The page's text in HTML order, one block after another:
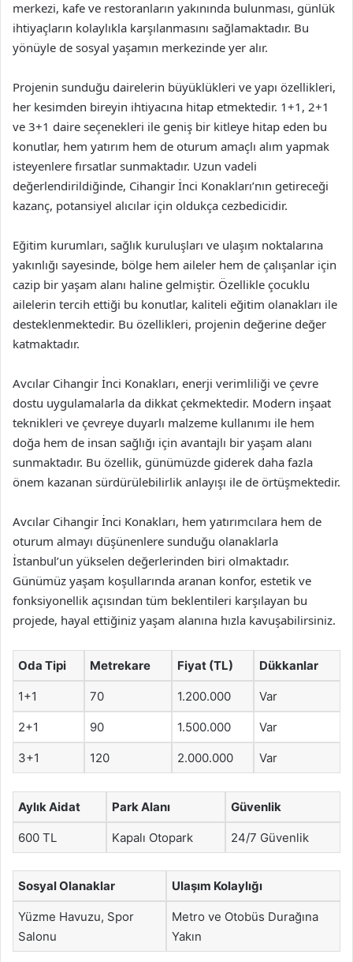
merkezi, kafe ve restoranların yakınında bulunması, günlük
ihtiyaçların kolaylıkla karşılanmasını sağlamaktadır. Bu
yönüyle de sosyal yaşamın merkezinde yer alır.
Projenin sunduğu dairelerin büyüklükleri ve yapı özellikleri,
her kesimden bireyin ihtiyacına hitap etmektedir. 1+1, 2+1
ve 3+1 daire seçenekleri ile geniş bir kitleye hitap eden bu
konutlar, hem yatırım hem de oturum amaçlı alım yapmak
isteyenlere fırsatlar sunmaktadır. Uzun vadeli
değerlendirildiğinde, Cihangir İnci Konakları’nın getireceği
kazanç, potansiyel alıcılar için oldukça cezbedicidir.
Eğitim kurumları, sağlık kuruluşları ve ulaşım noktalarına
yakınlığı sayesinde, bölge hem aileler hem de çalışanlar için
cazip bir yaşam alanı haline gelmiştir. Özellikle çocuklu
ailelerin tercih ettiği bu konutlar, kaliteli eğitim olanakları ile
desteklenmektedir. Bu özellikleri, projenin değerine değer
katmaktadır.
Avcılar Cihangir İnci Konakları, enerji verimliliği ve çevre
dostu uygulamalarla da dikkat çekmektedir. Modern inşaat
teknikleri ve çevreye duyarlı malzeme kullanımı ile hem
doğa hem de insan sağlığı için avantajlı bir yaşam alanı
sunmaktadır. Bu özellik, günümüzde giderek daha fazla
önem kazanan sürdürülebilirlik anlayışı ile de örtüşmektedir.
Avcılar Cihangir İnci Konakları, hem yatırımcılara hem de
oturum almayı düşünenlere sunduğu olanaklarla
İstanbul’un yükselen değerlerinden biri olmaktadır.
Günümüz yaşam koşullarında aranan konfor, estetik ve
fonksiyonellik açısından tüm beklentileri karşılayan bu
projede, hayal ettiğiniz yaşam alanına hızla kavuşabilirsiniz.
Oda Tipi Metrekare Fiyat (TL) Dükkanlar
1+1 70 1.200.000 Var
2+1 90 1.500.000 Var
3+1 120 2.000.000 Var
Aylık Aidat Park Alanı Güvenlik
600 TL Kapalı Otopark 24/7 Güvenlik
Sosyal Olanaklar Ulaşım Kolaylığı
Yüzme Havuzu, Spor
Salonu
Metro ve Otobüs Durağına
Yakın